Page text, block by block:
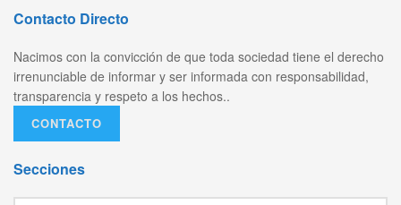
Contacto Directo
Nacimos con la convicción de que toda sociedad tiene el derecho
irrenunciable de informar y ser informada con responsabilidad,
transparencia y respeto a los hechos..
CONTACTO
Secciones